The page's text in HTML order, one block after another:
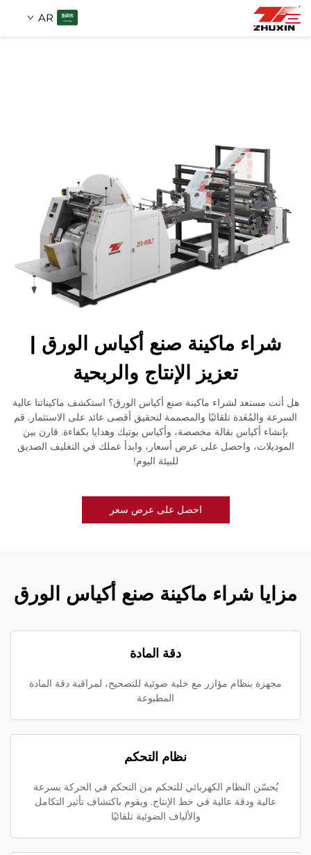
AR
أخبار
اتصل
شراء ماكينة صنع أكياس الورق |
تعزيز الإنتاج والربحية
هل أنت مستعد لشراء ماكينة صنع أكياس الورق؟ استكشف ماكيناتنا عالية
السرعة والمُعَدة تلقائيًا والمصممة لتحقيق أقصى عائد على الاستثمار. قم
بإنشاء أكياس بقالة مخصصة، وأكياس بوتيك وهدايا بكفاءة. قارن بين
الموديلات، واحصل على عرض أسعار، وابدأ عملك في التغليف الصديق
للبيئة اليوم!
احصل على عرض سعر
مزايا شراء ماكينة صنع أكياس الورق
دقة المادة
مجهزة بنظام مؤازر مع خلية ضوئية للتصحيح، لمراقبة دقة المادة
المطبوعة
نظام التحكم
يُحسّن النظام الكهربائي للتحكم من التحكم في الحركة بسرعة
عالية ودقة عالية في خط الإنتاج. ويقوم باكتشاف تأثير التكامل
والألياف الضوئية تلقائيًا